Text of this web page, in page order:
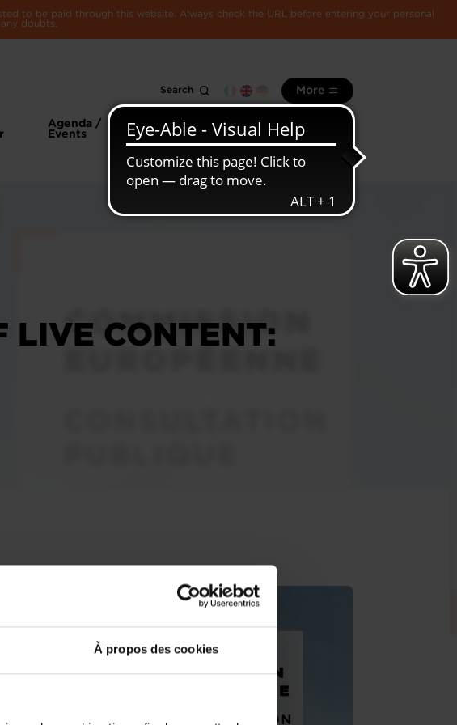
À propos des cookies
to be paid through this website. Always check the URL before entering your personal
doubts.
Search More
Agenda /
Events
information
Luxembourg
economy
LIVE CONTENT: